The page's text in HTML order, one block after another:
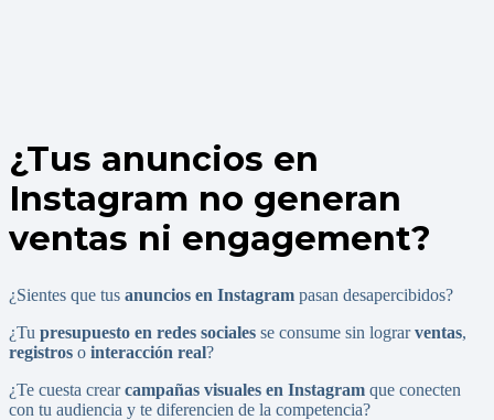
¿Tus anuncios en
Instagram no generan
ventas ni engagement?
¿Sientes que tus anuncios en Instagram pasan desapercibidos?
¿Tu presupuesto en redes sociales se consume sin lograrventas,
registros o interacción real?
¿Te cuesta crearcampañas visuales en Instagram que conecten
con tu audiencia y te diferencien de la competencia?